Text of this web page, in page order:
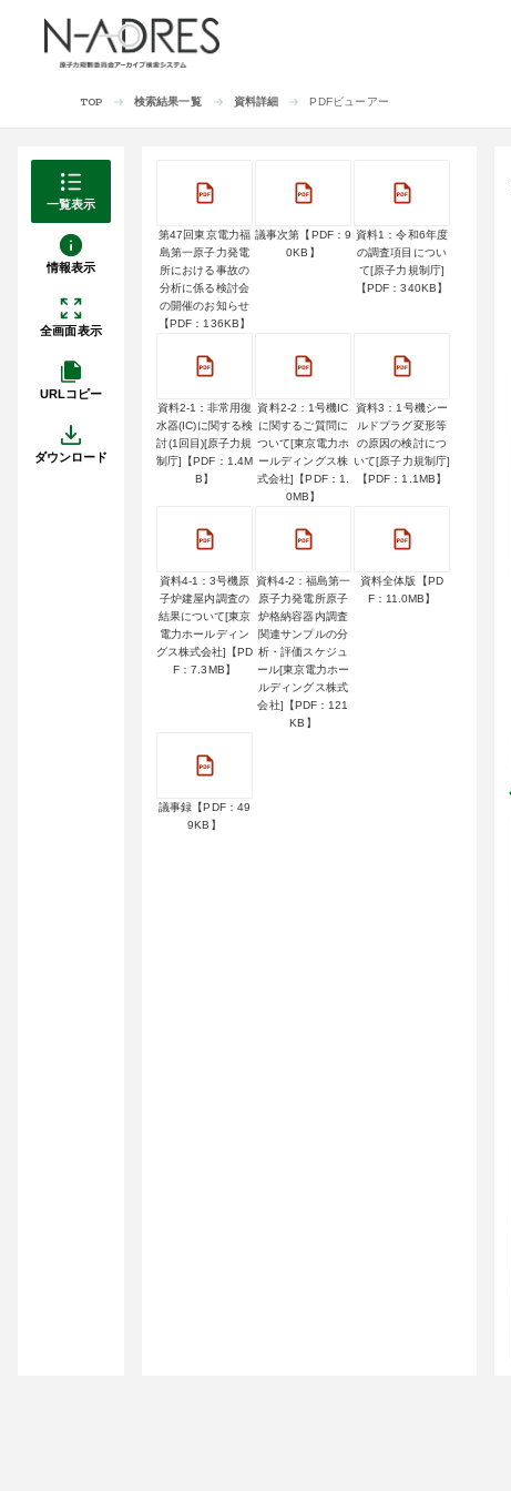
TOP 検索結果一覧 資料詳細 PDFビューアー
一覧表示
情報表示
全画面表示
URLコピー
ダウンロード
第47回東京電力福
島第一原子力発電
所における事故の
分析に係る検討会
の開催のお知らせ
【PDF：136KB】
議事次第【PDF：9
0KB】
資料1：令和6年度
の調査項目につい
て[原子力規制庁]
【PDF：340KB】
資料2-1：非常用復
水器(IC)に関する検
討(1回目)[原子力規
制庁]【PDF：1.4M
B】
資料2-2：1号機IC
に関するご質問に
ついて[東京電力ホ
ールディングス株
式会社]【PDF：1.
0MB】
資料3：1号機シー
ルドプラグ変形等
の原因の検討につ
いて[原子力規制庁]
【PDF：1.1MB】
資料4-1：3号機原
子炉建屋内調査の
結果について[東京
電力ホールディン
グス株式会社]【PD
F：7.3MB】
資料4-2：福島第一
原子力発電所原子
炉格納容器内調査
関連サンプルの分
析・評価スケジュ
ール[東京電力ホー
ルディングス株式
会社]【PDF：121
KB】
資料全体版【PD
F：11.0MB】
議事録【PDF：49
9KB】